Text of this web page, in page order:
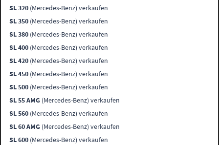
SL 320 (Mercedes-Benz) verkaufen
SL 350 (Mercedes-Benz) verkaufen
SL 380 (Mercedes-Benz) verkaufen
SL 400 (Mercedes-Benz) verkaufen
SL 420 (Mercedes-Benz) verkaufen
SL 450 (Mercedes-Benz) verkaufen
SL 500 (Mercedes-Benz) verkaufen
SL 55 AMG (Mercedes-Benz) verkaufen
SL 560 (Mercedes-Benz) verkaufen
SL 60 AMG (Mercedes-Benz) verkaufen
SL 600 (Mercedes-Benz) verkaufen